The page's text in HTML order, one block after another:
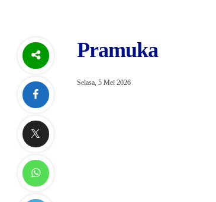
Pramuka
Selasa, 5 Mei 2026